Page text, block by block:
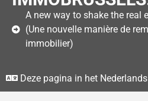
A new way to shake the real
(Une nouvelle manière de
immobilier)
Deze pagina in het Nederlands